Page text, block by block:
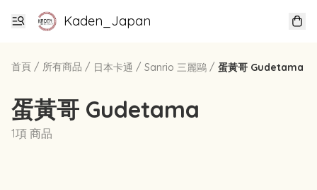
Kaden_Japan
首頁 / 所有商品 / 日本卡通 / Sanrio 三麗鷗 / 蛋黃哥 Gudetama
蛋黃哥 Gudetama
1項 商品